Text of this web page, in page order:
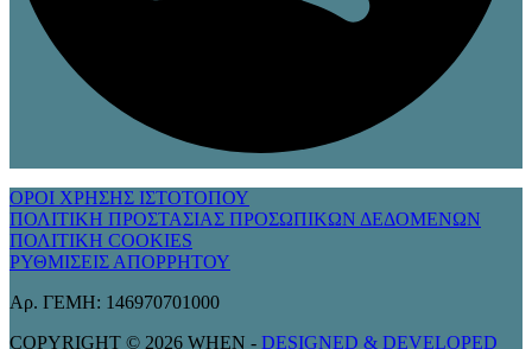
ΟΡΟΙ ΧΡΗΣΗΣ ΙΣΤΟΤΟΠΟΥ
ΠΟΛΙΤΙΚΗ ΠΡΟΣΤΑΣΙΑΣ ΠΡΟΣΩΠΙΚΩΝ ΔΕΔΟΜΕΝΩΝ
ΠΟΛΙΤΙΚΗ COOKIES
ΡΥΘΜΙΣΕΙΣ ΑΠΟΡΡΗΤΟΥ
Αρ. ΓΕΜΗ: 146970701000
COPYRIGHT © 2026 WHEN - DESIGNED & DEVELOPED